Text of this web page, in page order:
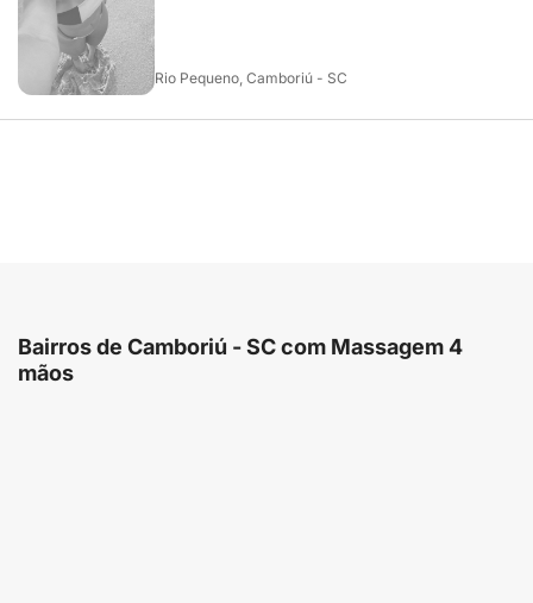
Rio Pequeno, Camboriú - SC
Bairros de Camboriú - SC com Massagem 4
mãos